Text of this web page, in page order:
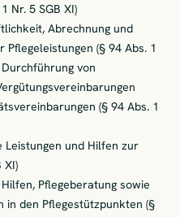
Nr. 5 SGB XI)
Abrechnung und
(§ 94 Abs. 1
Durchführung von
(§ 94 Abs. 1
Leistungen und Hilfen zur
XI)
Pflegeberatung sowie
in den Pflegestützpunkten (§